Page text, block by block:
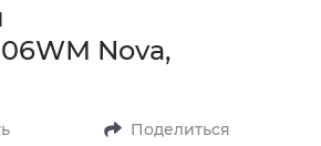
Nova,
Поделиться